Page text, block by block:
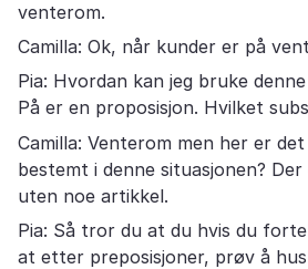
venterom.
Camilla: Ok, når kunder er på
Pia: Hvordan kan jeg bruke
På er en proposisjon. Hvilket
Camilla: Venterom men her er
bestemt i denne situasjonen?
uten noe artikkel.
Pia: Så tror du at du hvis du
at etter preposisjoner, prøv å